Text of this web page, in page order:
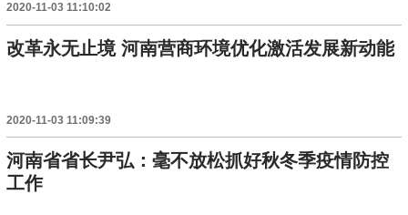
2020-11-03 11:10:02
改革永无止境 河南营商环境优化激活发展新动能
2020-11-03 11:09:39
河南省省长尹弘：毫不放松抓好秋冬季疫情防控
工作